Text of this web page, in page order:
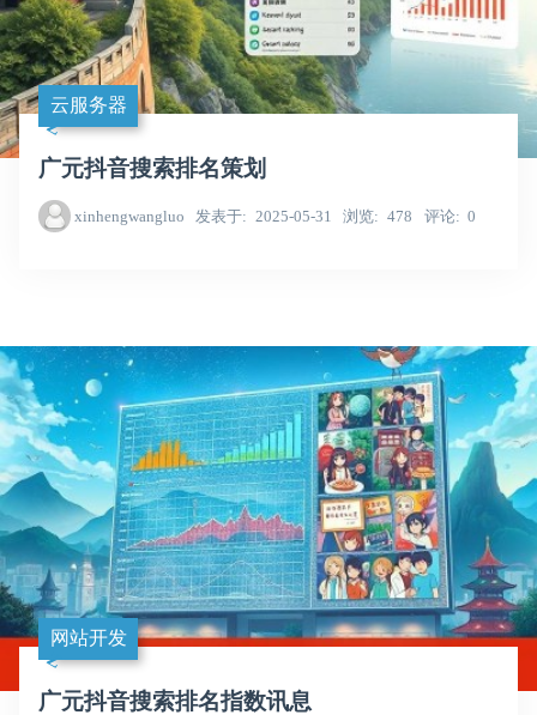
云服务器
广元抖音搜索排名策划
xinhengwangluo 发表于 2025-05-31 浏览 478 评论 0
网站开发
广元抖音搜索排名指数讯息